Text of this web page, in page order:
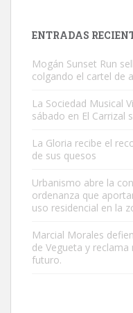
Este gato macho ha
Leales.org » Gran Canaria |
ENTRADAS
Mogán Sunset Run
colgando el cartel de
La Sociedad Musical
sábado en El Carrizal
La Gloria recibe el
de sus quesos
Urbanismo abre la
ordenanza que
uso residencial en la
Marcial Morales
de Vegueta y
futuro.